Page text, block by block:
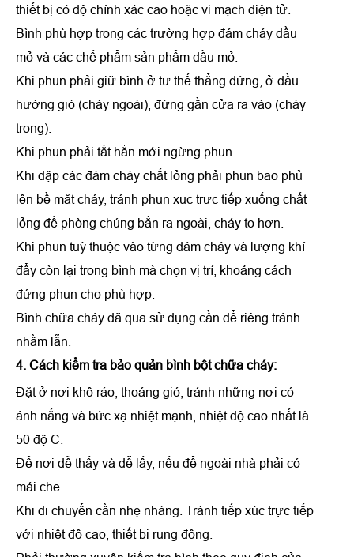
thiết bị có độ chính xác cao hoặc vi mạch điện tử.
Bình phù hợp trong các trường hợp đám cháy dầu
mỏ và các chế phẩm sản phẩm dầu mỏ.
Khi phun phải giữ bình ở tư thế thẳng đứng, ở đầu
hướng gió (cháy ngoài), đứng gần cửa ra vào (cháy
trong).
Khi phun phải tắt hẳn mới ngừng phun.
Khi dập các đám cháy chất lỏng phải phun bao phủ
lên bề mặt cháy, tránh phun xục trực tiếp xuống chất
lỏng đề phòng chúng bắn ra ngoài, cháy to hơn.
Khi phun tuỳ thuộc vào từng đám cháy và lượng khí
đẩy còn lại trong bình mà chọn vị trí, khoảng cách
đứng phun cho phù hợp.
Bình chữa cháy đã qua sử dụng cần để riêng tránh
nhầm lẫn.
4. Cách kiểm tra bảo quản bình bột chữa cháy:
Đặt ở nơi khô ráo, thoáng gió, tránh những nơi có
ánh nắng và bức xạ nhiệt mạnh, nhiệt độ cao nhất là
50 độ C.
Để nơi dễ thấy và dễ lấy, nếu để ngoài nhà phải có
mái che.
Khi di chuyển cần nhẹ nhàng. Tránh tiếp xúc trực tiếp
với nhiệt độ cao, thiết bị rung động.